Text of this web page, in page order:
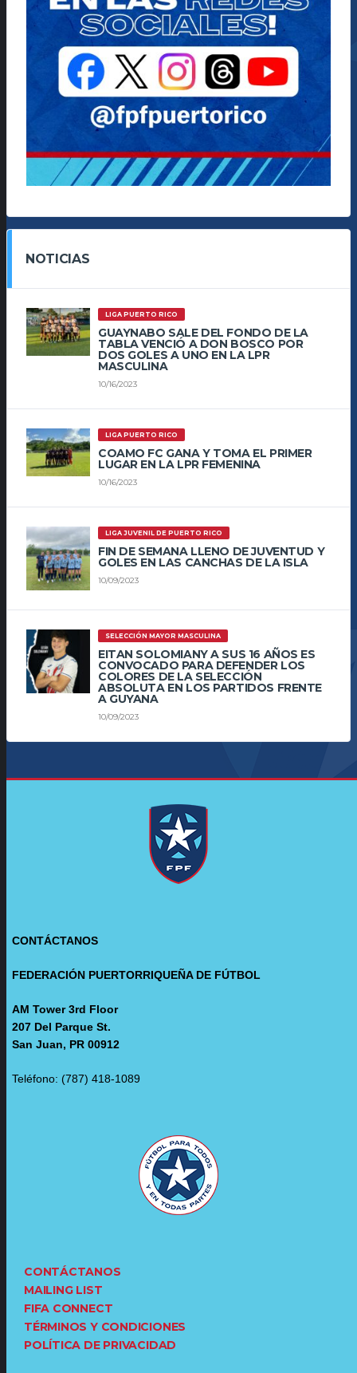
NOTICIAS
LIGA PUERTO RICO
GUAYNABO SALE DEL FONDO DE LA
TABLA VENCIÓ A DON BOSCO POR
DOS GOLES A UNO EN LA LPR
MASCULINA
10/16/2023
LIGA PUERTO RICO
COAMO FC GANA Y TOMA EL PRIMER
LUGAR EN LA LPR FEMENINA
10/16/2023
LIGA JUVENIL DE PUERTO RICO
FIN DE SEMANA LLENO DE JUVENTUD Y
GOLES EN LAS CANCHAS DE LA ISLA
10/09/2023
SELECCIÓN MAYOR MASCULINA
EITAN SOLOMIANY A SUS 16 AÑOS ES
CONVOCADO PARA DEFENDER LOS
COLORES DE LA SELECCIÓN
ABSOLUTA EN LOS PARTIDOS FRENTE
A GUYANA
10/09/2023
CONTÁCTANOS
FEDERACIÓN PUERTORRIQUEÑA DE FÚTBOL
AM Tower 3rd Floor
207 Del Parque St.
San Juan, PR 00912
Teléfono: (787) 418-1089
CONTÁCTANOS
MAILING LIST
FIFA CONNECT
TÉRMINOS Y CONDICIONES
POLÍTICA DE PRIVACIDAD